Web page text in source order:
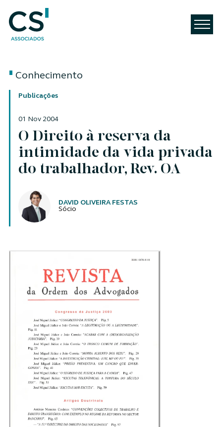
Conhecimento
Publicações
01 Nov 2004
O Direito à reserva da
intimidade da vida privada
do trabalhador, Rev. OA
Autores
DAVID OLIVEIRA FESTAS
Sócio